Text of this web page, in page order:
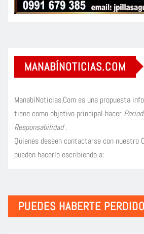
MANABÍNOTICIAS.COM
ManabíNoticias.Com es una propuesta
tiene como objetivo principal hacer
Responsabilidad.
Quienes deseen contactarse con nuestro
pueden hacerlo escribiendo a:
PUEDES HABERTE PERDIDO